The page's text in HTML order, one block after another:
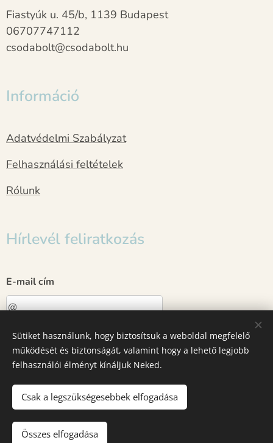
Fiastyúk u. 45/b, 1139 Budapest
06707747112
csodabolt@csodabolt.hu
Információ
Adatvédelmi Szabályzat
Felhasználási feltételek
Rólunk
Hírlevél feliratkozás
E-mail cím
Küldés
Sütik
Sütiket használunk, hogy biztosítsuk a weboldal megfelelő
működését és biztonságát, valamint hogy a lehető legjobb
felhasználói élményt kínáljuk Neked.
Csak a legszükségesebbek elfogadása
Összes elfogadása